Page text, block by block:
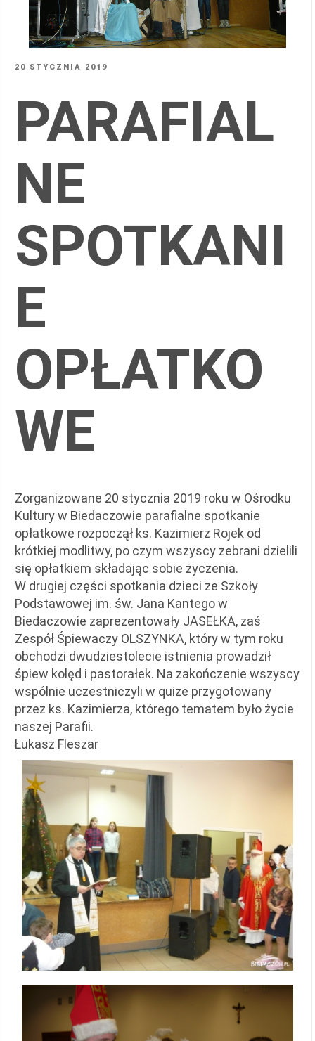
OPUBLIKOWANE
20 STYCZNIA 2019
PARAFIAL
NE
SPOTKANI
E
OPŁATKO
WE
Zorganizowane 20 stycznia 2019 roku w Ośrodku
Kultury w Biedaczowie parafialne spotkanie
opłatkowe rozpoczął ks. Kazimierz Rojek od
krótkiej modlitwy, po czym wszyscy zebrani dzielili
się opłatkiem składając sobie życzenia.
W drugiej części spotkania dzieci ze Szkoły
Podstawowej im. św. Jana Kantego w
Biedaczowie zaprezentowały JASEŁKA, zaś
Zespół Śpiewaczy OLSZYNKA, który w tym roku
obchodzi dwudziestolecie istnienia prowadził
śpiew kolęd i pastorałek. Na zakończenie wszyscy
wspólnie uczestniczyli w quize przygotowany
przez ks. Kazimierza, którego tematem było życie
naszej Parafii.
Łukasz Fleszar